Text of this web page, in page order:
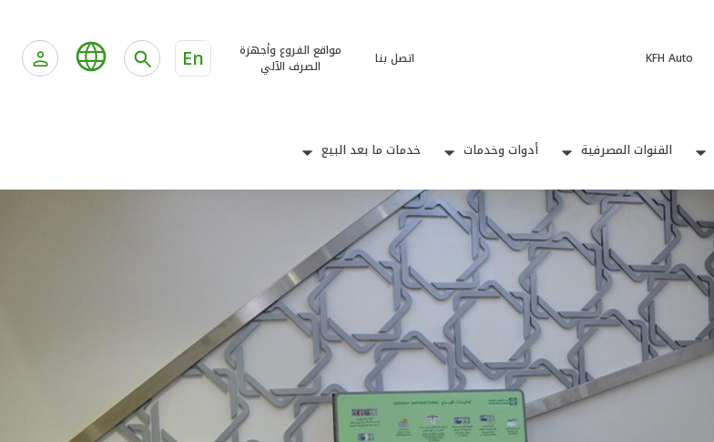
KFH Auto اتصل بنا
مواقع الفروع وأجهزة
الصرف الآلي
En
القنوات المصرفية أدوات وخدمات خدمات ما بعد البيع